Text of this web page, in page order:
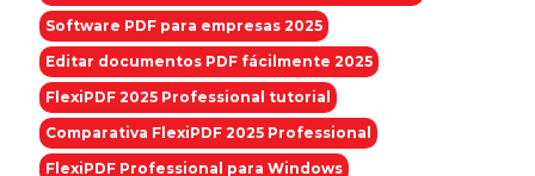
Software PDF para empresas 2025
Editar documentos PDF fácilmente 2025
FlexiPDF 2025 Professional tutorial
Comparativa FlexiPDF 2025 Professional
FlexiPDF Professional para Windows